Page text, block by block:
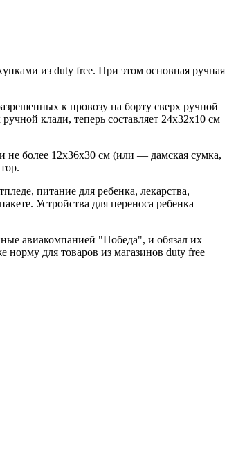
из duty free. При этом основная ручная
к провозу на борту сверх ручной
клади, теперь составляет 24х32х10 см
не более 12х36х30 см (или — дамская сумка,
питание для ребенка, лекарства,
Устройства для переноса ребенка
авиакомпанией "Победа", и обязал их
норму для товаров из магазинов duty free